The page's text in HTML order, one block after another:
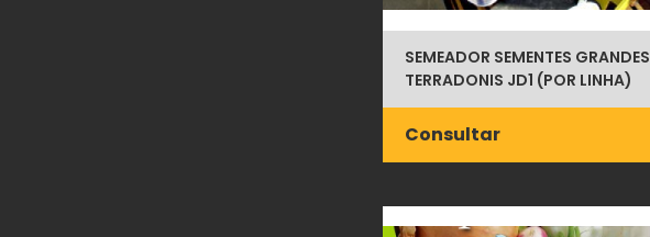
SEMEADOR SEMENTES GRANDES
TERRADONIS JD1 (POR LINHA)
Consultar